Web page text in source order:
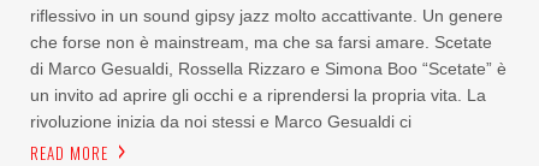
riflessivo in un sound gipsy jazz molto accattivante. Un genere
che forse non è mainstream, ma che sa farsi amare. Scetate
di Marco Gesualdi, Rossella Rizzaro e Simona Boo “Scetate” è
un invito ad aprire gli occhi e a riprendersi la propria vita. La
rivoluzione inizia da noi stessi e Marco Gesualdi ci
READ MORE